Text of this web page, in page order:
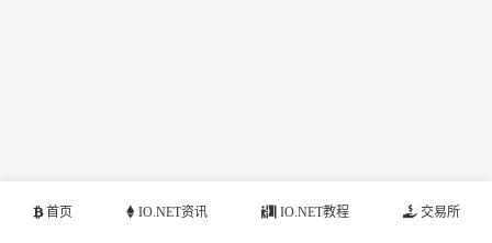
首页 IO.NET资讯 IO.NET教程 交易所